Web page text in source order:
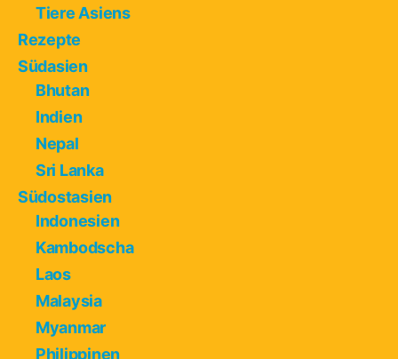
Tiere Asiens
Rezepte
Südasien
Bhutan
Indien
Nepal
Sri Lanka
Südostasien
Indonesien
Kambodscha
Laos
Malaysia
Myanmar
Philippinen